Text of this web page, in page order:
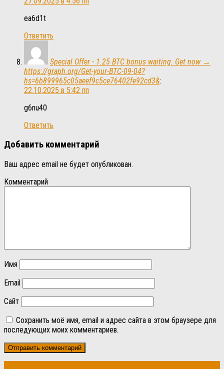
ea6d1t
Ответить
Special Offer - 1.25 BTC bonus waiting. Get now →
https://graph.org/Get-your-BTC-09-04?
hs=6b899965c05aeef9c5ce76402fe92cd3&:
22.10.2025 в 5:42 пп
g6nu40
Ответить
Добавить комментарий
Ваш адрес email не будет опубликован.
Комментарий
Имя
Email
Сайт
Сохранить моё имя, email и адрес сайта в этом браузере для
последующих моих комментариев.